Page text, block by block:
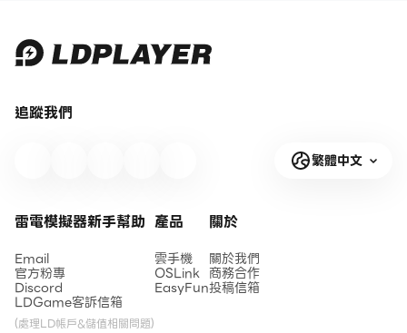
追蹤我們
繁體中文
雷電模擬器新手幫助
Email
官方粉專
Discord
LDGame客訴信箱
(處理LD帳戶&儲值相關問題)
產品
雲手機
OSLink
EasyFun
關於
關於我們
商務合作
投稿信箱